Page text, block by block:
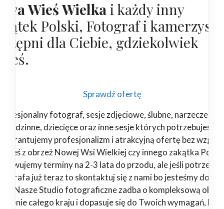
Wieś Wielkai każdy inny
Polski, Fotograf i kamerzysta
dla Ciebie, gdziekolwiek
Sprawdź ofertę
fotograf, sesje zdjęciowe, ślubne,
rodzinne, dziecięce oraz inne sesje których potrzebujesz.
profesjonalizm i atrakcyjną ofertę bez
z obrzeż Nowej Wsi Wielkiej czy innego zakątka
terminy na 2-3 lata do przodu, ale jeśli
już teraz to skontaktuj się z nami bo jesteśmy
7. Nasze Studio fotograficzne zadba o kompleksową
całego kraju i dopasuje się do Twoich wymagań, bo